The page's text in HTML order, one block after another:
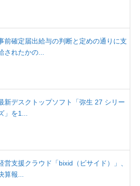
前確定届出給与の判断と定めの通りに支
されたかの...
新デスクトップソフト「弥生 27 シリー
」を1...
営支援クラウド「bixid（ビサイド）」、
算報...